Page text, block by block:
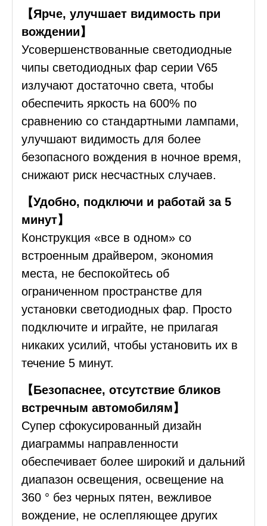
【Ярче, улучшает видимость при
вождении】
Усовершенствованные светодиодные
чипы светодиодных фар серии V65
излучают достаточно света, чтобы
обеспечить яркость на 600% по
сравнению со стандартными лампами,
улучшают видимость для более
безопасного вождения в ночное время,
снижают риск несчастных случаев.
【Удобно, подключи и работай за 5
минут】
Конструкция «все в одном» со
встроенным драйвером, экономия
места, не беспокойтесь об
ограниченном пространстве для
установки светодиодных фар. Просто
подключите и играйте, не прилагая
никаких усилий, чтобы установить их в
течение 5 минут.
【Безопаснее, отсутствие бликов
встречным автомобилям】
Супер сфокусированный дизайн
диаграммы направленности
обеспечивает более широкий и дальний
диапазон освещения, освещение на
360 ° без черных пятен, вежливое
вождение, не ослепляющее других